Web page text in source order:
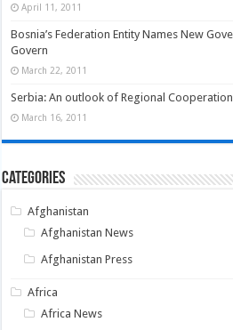
April 11, 2011
Bosnia’s Federation Entity Names New
Govern
March 22, 2011
Serbia: An outlook of Regional
March 16, 2011
Categories
Afghanistan
Afghanistan News
Afghanistan Press
Africa
Africa News